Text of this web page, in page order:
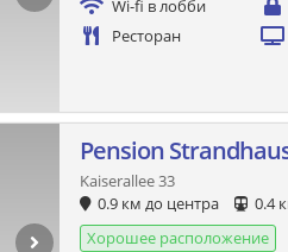
Wi-fi в лобби
Ресторан
Pension
Kaiserallee 33
0.9 км до центра
0.4
Хорошее расположение